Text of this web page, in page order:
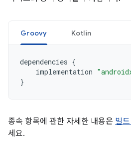
Groovy Kotlin
dependencies {
implementation
}
종속 항목에 관한 자세한 내용은 빌
세요.